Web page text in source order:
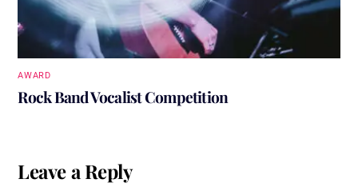
AWARD
Rock Band Vocalist Competition
Leave a Reply